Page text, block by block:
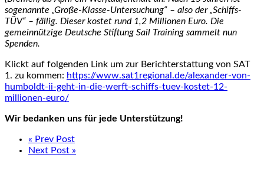
sogenannte „Große-Klasse-Untersuchung“ – also der „Schiffs-
TÜV“ – fällig. Dieser kostet rund 1,2 Millionen Euro. Die
gemeinnützige Deutsche Stiftung Sail Training sammelt nun
Spenden.
Klickt auf folgenden Link um zur Berichterstattung von SAT
1. zu kommen: https://www.sat1regional.de/alexander-von-
humboldt-ii-geht-in-die-werft-schiffs-tuev-kostet-12-
millionen-euro/
Wir bedanken uns für jede Unterstützung!
« Prev Post
Next Post »